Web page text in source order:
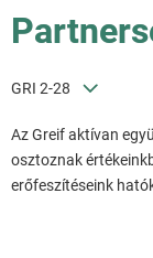
GRI 2-28
Az Greif aktívan
osztoznak
erőfeszítéseink